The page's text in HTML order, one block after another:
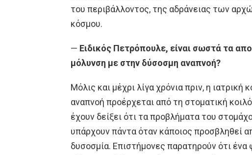
του περιβάλλοντος, της αδράνειας των
κόσμου.
— Ειδικός Πετρόπουλε, είναι σωστά τα
μόλυνση με στην δύσοσμη αναπνοή?
Μόλις και μέχρι λίγα χρόνια πριν, η
αναπνοή προέρχεται από τη στοματική
έχουν δείξει ότι τα προβλήματα του
υπάρχουν πάντα όταν κάποιος προσβληθεί
δυσοσμία. Επιστήμονες παρατηρούν ότι ένα